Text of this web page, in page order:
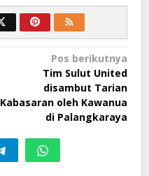
Pos berikutnya
Tim Sulut United
disambut Tarian
Kabasaran oleh Kawanua
di Palangkaraya